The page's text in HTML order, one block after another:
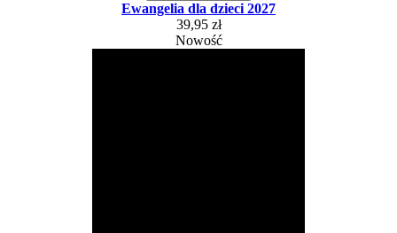
Ewangelia dla dzieci 2027
39,95 zł
Nowość